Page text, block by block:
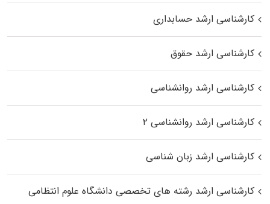
کارشناسی ارشد حسابداری
کارشناسی ارشد حقوق
کارشناسی ارشد روانشناسی
کارشناسی ارشد روانشناسی ۲
کارشناسی ارشد زبان شناسی
کارشناسی ارشد رﺷﺘﻪ ﻫﺎی تخصصی داﻧﺸﮕﺎه ﻋﻠﻮم انتظامی